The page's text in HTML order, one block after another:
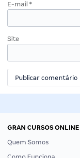
E-mail *
Site
GRAN CURSOS ONLINE
Quem Somos